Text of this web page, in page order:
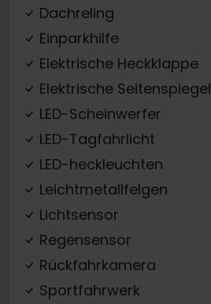
Dachreling
Einparkhilfe
Elektrische Heckklappe
Elektrische Seitenspiegel
LED-Scheinwerfer
LED-Tagfahrlicht
LED-heckleuchten
Leichtmetallfelgen
Lichtsensor
Regensensor
Rückfahrkamera
Sportfahrwerk